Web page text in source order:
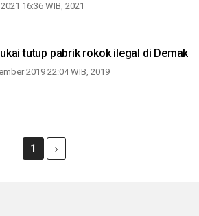
16:36 WIB, 2021
tutup pabrik rokok ilegal di Demak
2019 22:04 WIB, 2019
1